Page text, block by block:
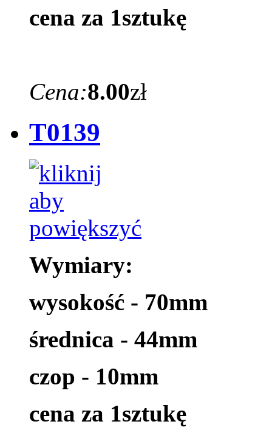
cena za 1sztukę
Cena:8.00zł
T0139
Wymiary:
wysokość - 70mm
średnica - 44mm
czop - 10mm
cena za 1sztukę